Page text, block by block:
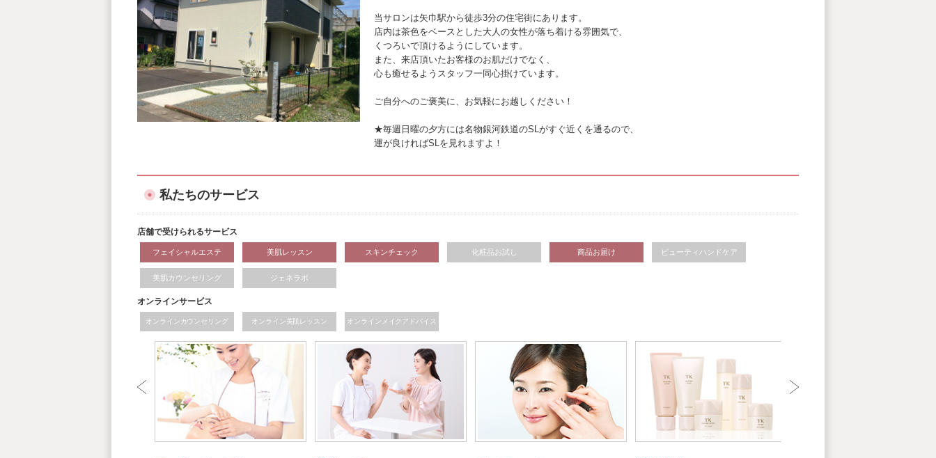
当サロンは矢巾駅から徒歩3分の住宅街にあります。
店内は茶色をベースとした大人の女性が落ち着ける雰囲気で、
くつろいで頂けるようにしています。
また、来店頂いたお客様のお肌だけでなく、
心も癒せるようスタッフ一同心掛けています。
ご自分へのご褒美に、お気軽にお越しください！
★毎週日曜の夕方には名物銀河鉄道のSLがすぐ近くを通るので、
運が良ければSLを見れますよ！
私たちのサービス
店舗で受けられるサービス
フェイシャルエステ 美肌レッスン スキンチェック 化粧品お試し 商品お届け ビューティハンドケア
美肌カウンセリング ジェネラボ
オンラインサービス
オンラインカウンセリング オンライン美肌レッスン オンラインメイクアドバイス